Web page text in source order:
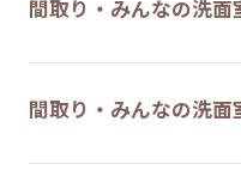
間取り・みんなの洗
間取り・みんなの洗